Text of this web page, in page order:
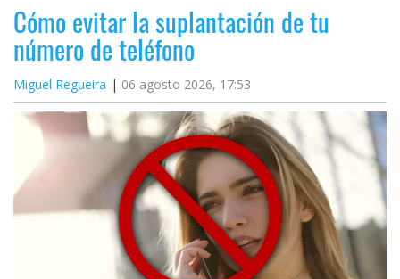
Cómo evitar la suplantación de tu
número de teléfono
Miguel Regueira 06 agosto 2026, 17:53